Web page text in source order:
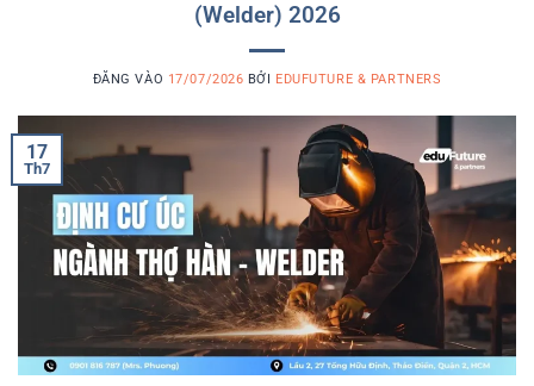
(Welder) 2026
ĐĂNG VÀO 17/07/2026 BỞI EDUFUTURE & PARTNERS
17
Th7